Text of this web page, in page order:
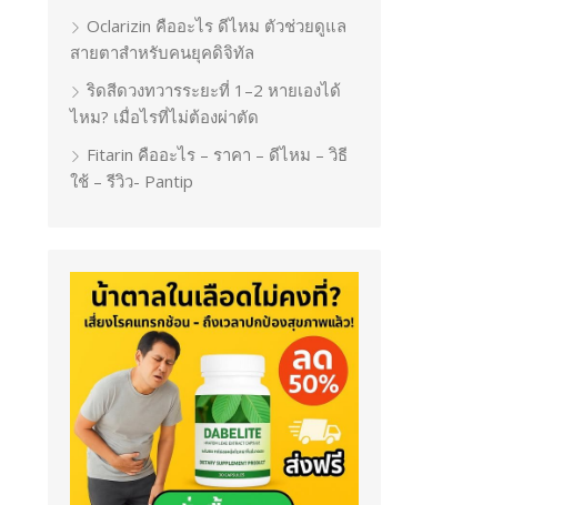
Oclarizin คืออะไร ดีไหม ตัวช่วยดูแล
สายตาสำหรับคนยุคดิจิทัล
ริดสีดวงทวารระยะที่ 1–2 หายเองได้
ไหม? เมื่อไรที่ไม่ต้องผ่าตัด
Fitarin คืออะไร – ราคา – ดีไหม – วิธี
ใช้ – รีวิว- Pantip